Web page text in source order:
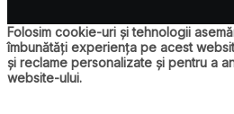
Folosim cookie-uri și tehnologii
îmbunătăți experiența pe acest
și reclame personalizate și pentru a
website-ului.